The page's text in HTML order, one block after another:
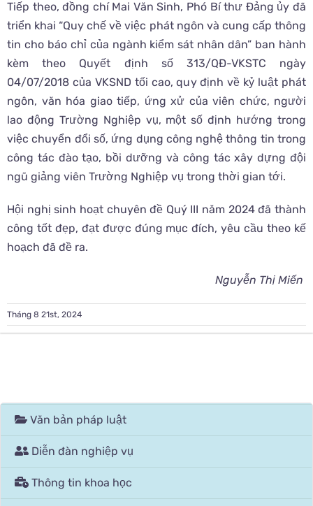
Tiếp theo, đồng chí Mai Văn Sinh, Phó Bí thư Đảng ủy đã
triển khai “Quy chế về việc phát ngôn và cung cấp thông
tin cho báo chỉ của ngành kiểm sát nhân dân” ban hành
kèm theo Quyết định số 313/QĐ-VKSTC ngày
04/07/2018 của VKSND tối cao, quy định về kỷ luật phát
ngôn, văn hóa giao tiếp, ứng xử của viên chức, người
lao động Trường Nghiệp vụ, một số định hướng trong
việc chuyển đổi số, ứng dụng công nghệ thông tin trong
công tác đào tạo, bồi dưỡng và công tác xây dựng đội
ngũ giảng viên Trường Nghiệp vụ trong thời gian tới.
Hội nghị sinh hoạt chuyên đề Quý III năm 2024 đã thành
công tốt đẹp, đạt được đúng mục đích, yêu cầu theo kế
hoạch đã đề ra.
Nguyễn Thị Miến
Tháng 8 21st, 2024
Văn bản pháp luật
Diễn đàn nghiệp vụ
Thông tin khoa học